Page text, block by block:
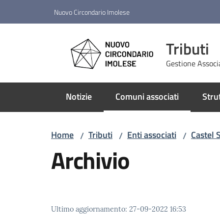
Nuovo Circondario Imolese
Tributi
Gestione
Notizie Comuni associati
Menu selezionato
Home / Tributi / Enti associati / Castel
Archivio
Ultimo aggiornamento: 27-09-2022 16:53